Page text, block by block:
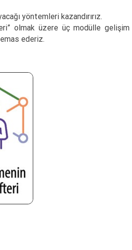
yöntemleri kazandırırız.
olmak üzere üç modülle
ederiz.